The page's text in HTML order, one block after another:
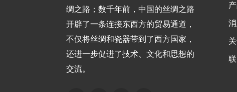
新……
绸之路；数千年前，中国的丝绸之路
开辟了一条连接东西方的贸易通道，
不仅将丝绸和瓷器带到了西方国家，
还进一步促进了技术、文化和思想的
交流。